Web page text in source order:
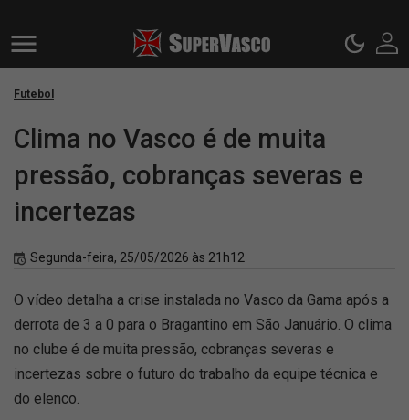
Futebol
Clima no Vasco é de muita
pressão, cobranças severas e
incertezas
Segunda-feira, 25/05/2026 às 21h12
O vídeo detalha a crise instalada no Vasco da Gama após a
derrota de 3 a 0 para o Bragantino em São Januário. O clima
no clube é de muita pressão, cobranças severas e
incertezas sobre o futuro do trabalho da equipe técnica e
do elenco.